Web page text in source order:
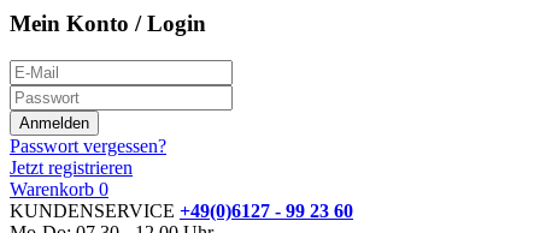
Mein Konto / Login
Passwort vergessen?
Jetzt registrieren
Warenkorb 0
KUNDENSERVICE +49(0)6127 - 99 23 60